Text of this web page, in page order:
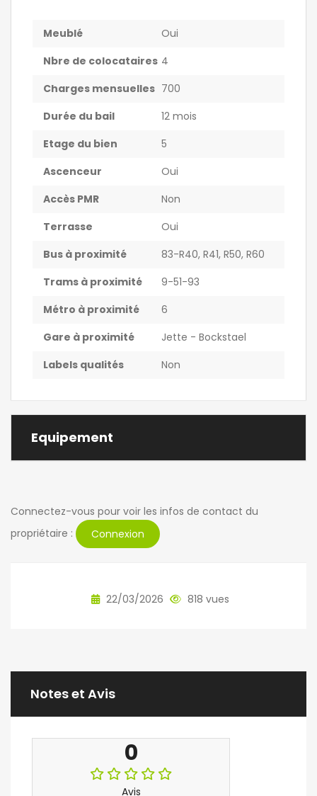
Meublé
Oui
Nbre de colocataires 4
Charges mensuelles 700
Durée du bail
12 mois
Etage du bien
5
Ascenceur
Oui
Accès PMR
Non
Terrasse
Oui
Bus à proximité
83-R40, R41, R50, R60
Trams à proximité
9-51-93
Métro à proximité
6
Gare à proximité
Jette - Bockstael
Labels qualités
Non
Equipement
Connectez-vous pour voir les infos de contact du
propriétaire :
Connexion
22/03/2026 818 vues
Notes et Avis
0
Avis